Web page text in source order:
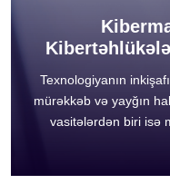
Texnologiyanın
mürəkkəb və yayğın
vasitələrdən biri isə